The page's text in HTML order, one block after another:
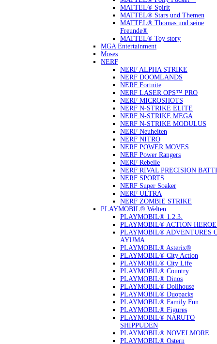
MATTEL® Spirit
MATTEL® Stars und Themen
MATTEL® Thomas und seine
Freunde®
MATTEL® Toy story
MGA Entertainment
Moses
NERF
NERF ALPHA STRIKE
NERF DOOMLANDS
NERF Fortnite
NERF LASER OPS™ PRO
NERF MICROSHOTS
NERF N-STRIKE ELITE
NERF N-STRIKE MEGA
NERF N-STRIKE MODULUS
NERF Neuheiten
NERF NITRO
NERF POWER MOVES
NERF Power Rangers
NERF Rebelle
NERF RIVAL PRECISION
NERF SPORTS
NERF Super Soaker
NERF ULTRA
NERF ZOMBIE STRIKE
PLAYMOBIL® Welten
PLAYMOBIL® 1.2.3.
PLAYMOBIL® ACTION
PLAYMOBIL® ADVENTURES
AYUMA
PLAYMOBIL® Asterix®
PLAYMOBIL® City Action
PLAYMOBIL® City Life
PLAYMOBIL® Country
PLAYMOBIL® Dinos
PLAYMOBIL® Dollhouse
PLAYMOBIL® Duopacks
PLAYMOBIL® Family Fun
PLAYMOBIL® Figures
PLAYMOBIL® NARUTO
SHIPPUDEN
PLAYMOBIL® NOVELMORE
PLAYMOBIL® Ostern